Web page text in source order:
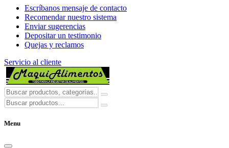
Escríbanos mensaje de contacto
Recomendar nuestro sistema
Enviar sugerencias
Depositar un testimonio
Quejas y reclamos
Servicio al cliente
Menu